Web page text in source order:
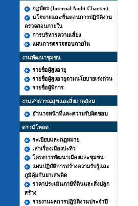
กฏบัตร (Internal Audit Charter)
นโยบายและขั้นตอนการปฏิบัติงาน
ตรวจสอบภายใน
การบริหารความเสี่ยง
แผนการตรวจสอบภายใน
งานพัฒนาชุมชน
รายชื่อผู้สูงอายุ
รายชื่อผู้สูงอายุตามนโยบายเร่งด่วน
รายชื่อผู้พิการ
งานสาธารณสุขและสิ่งแวดล้อม
อำนาจหน้าที่และความรับผิดชอบ
ดาวน์โหลด
ระเบียบและกฏหมาย
เล่าเรื่องเมืองปะทิว
โครงการพัฒนาเมืองและชุมชน
แผนปฏิบัติการสร้างความรับรู้และ
ภูมิคุ้มกันยาเสพติด
ราคาประเมินภาษีที่ดินและสิ่งปลูก
สร้าง
รายงานผลการปฎิบัติงานประจำปี